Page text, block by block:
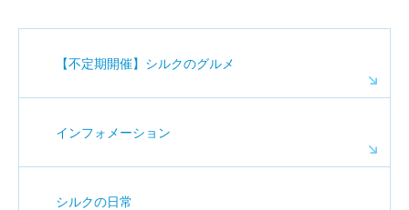
【不定期開催】シルクのグルメ
インフォメーション
シルクの日常